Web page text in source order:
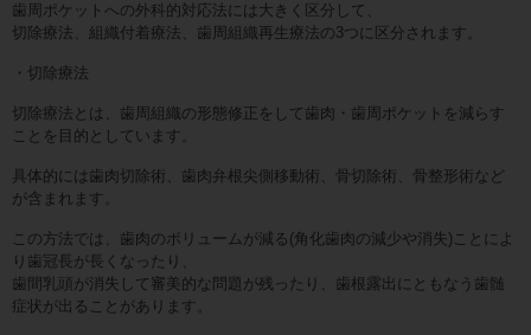
歯周ポケットへの外科的対応法には大きく区分して、
切除療法、組織付着療法、歯周組織再生療法の3つに区分されます。
・切除療法
切除療法とは、歯周組織の形態修正をして歯肉・歯周ポケットを減らす
ことを目的としています。
具体的には歯肉切除術、歯肉弁根尖側移動術、骨切除術、骨整形術など
が含まれます。
この方法では、歯肉のボリュームが減る(角化歯肉の減少や消失)ことによ
り歯冠長が長くなったり、
歯間乳頭が消失して審美的な問題が残ったり、歯根露出にともなう歯髄
症状が出ることがあります。